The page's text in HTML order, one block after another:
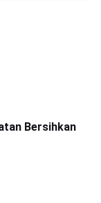
Bersihkan